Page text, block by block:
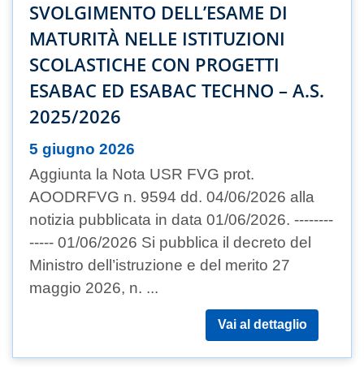
SVOLGIMENTO DELL’ESAME DI
MATURITÀ NELLE ISTITUZIONI
SCOLASTICHE CON PROGETTI
ESABAC ED ESABAC TECHNO – A.S.
2025/2026
5 giugno 2026
Aggiunta la Nota USR FVG prot.
AOODRFVG n. 9594 dd. 04/06/2026 alla
notizia pubblicata in data 01/06/2026. --------
----- 01/06/2026 Si pubblica il decreto del
Ministro dell’istruzione e del merito 27
maggio 2026, n. ...
Vai al dettaglio